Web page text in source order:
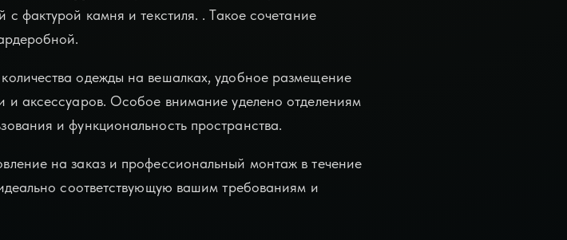
фактурой камня и текстиля. . Такое сочетание
одежды на вешалках, удобное размещение
и аксессуаров. Особое внимание уделено отделениям
и функциональность пространства.
на заказ и профессиональный монтаж в течение
соответствующую вашим требованиям и